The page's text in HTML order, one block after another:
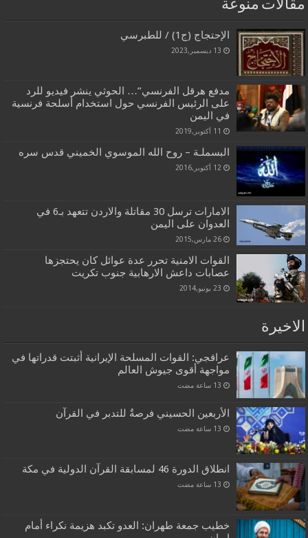
مقالات منوعة
الإحتجاج (ج1) / للطبرسي
13 ديسمبر,2023
مدفع هرقل الفرنسي”… الحوثي ينشر فيديو للرد
على الرئيس الفرنسي حول استخدام أسلحة فرنسية
في اليمن
11 أكتوبر,2019
البسملـة – روح الله الموسوي الخميني قدس سره
12 أكتوبر,2016
الامارات ترسل 30 مقاتلة والاردن تتعهد بـ6 في
العدوان على اليمن
26 مارس,2015
القوات الامنية تحرر عدة عوائل كان يحتجزها
عصابات داعش الارهابية جنوب تكريت
23 يونيو,2014
الاخيرة
عراقجي: القوات المسلحة الإيرانية أثبتت قدراتها في
مواجهة أقوى جيوش العالم
الأربعين الحسيني فرصةٌ للتدبر في القرآن
انطلاق الدورة 46 لمسابقة القرآن الدولية في مكة
خطيب جمعة طهران: العدو تكبد هزيمة نكراء أمام